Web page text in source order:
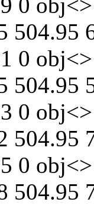
504.95
0
504.95
0
504.95
0
504.95